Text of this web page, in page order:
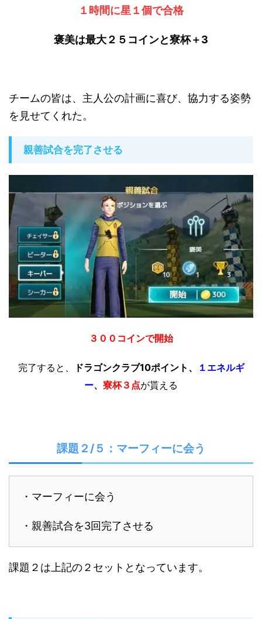
１時間に星１個で合格
褒美は最大２５コインと寮杯＋3
チームの皆は、主人公の計画に喜び、協力する姿勢
を見せてくれた。
親善試合を完了させる
３００コインで開始
完了すると、 ドラゴンクラブ10ポイント、
１エネルギ
ー、 寮杯３点が貰える
課題２/５：マーフィーに会う
・マーフィーに会う
・親善試合を3回完了させる
課題２は上記の２セットとなっています。